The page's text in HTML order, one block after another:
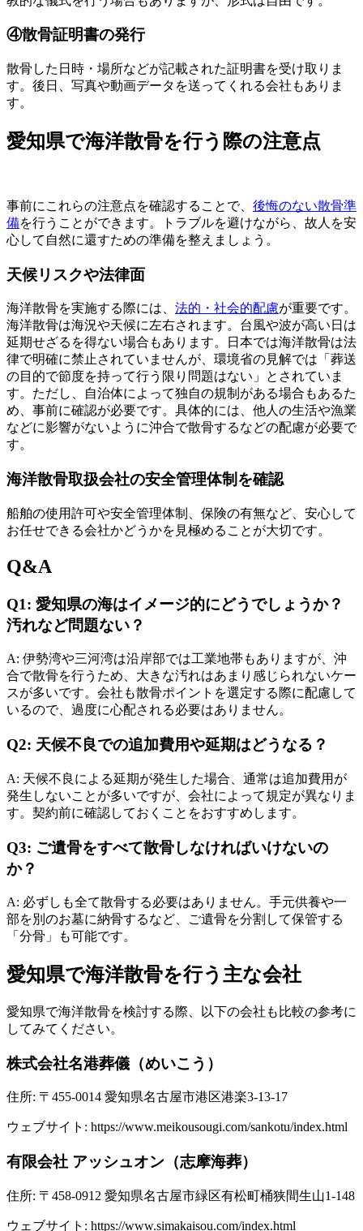
④散骨証明書の発行
散骨した日時・場所などが記載された証明書を受け取りま
す。後日、写真や動画データを送ってくれる会社もありま
す。
愛知県で海洋散骨を行う際の注意点
事前にこれらの注意点を確認することで、 後悔のない散骨準
備を行うことができます。トラブルを避けながら、故人を安
心して自然に還すための準備を整えましょう。
天候リスクや法律面
海洋散骨を実施する際には、 法的・社会的配慮が重要です。
海洋散骨は海況や天候に左右されます。台風や波が高い日は
延期せざるを得ない場合もあります。日本では海洋散骨は法
律で明確に禁止されていませんが、環境省の見解では「葬送
の目的で節度を持って行う限り問題はない」とされていま
す。ただし、自治体によって独自の規制がある場合もあるた
め、事前に確認が必要です。具体的には、他人の生活や漁業
などに影響がないように沖合で散骨するなどの配慮が必要で
す。
海洋散骨取扱会社の安全管理体制を確認
船舶の使用許可や安全管理体制、保険の有無など、安心して
お任せできる会社かどうかを見極めることが大切です。
Q&A
Q1: 愛知県の海はイメージ的にどうでしょうか？
汚れなど問題ない？
A: 伊勢湾や三河湾は沿岸部では工業地帯もありますが、沖
合で散骨を行うため、大きな汚れはあまり感じられないケー
スが多いです。会社も散骨ポイントを選定する際に配慮して
いるので、過度に心配される必要はありません。
Q2: 天候不良での追加費用や延期はどうなる？
A: 天候不良による延期が発生した場合、通常は追加費用が
発生しないことが多いですが、会社によって規定が異なりま
す。契約前に確認しておくことをおすすめします。
Q3: ご遺骨をすべて散骨しなければいけないの
か？
A: 必ずしも全て散骨する必要はありません。手元供養や一
部を別のお墓に納骨するなど、ご遺骨を分割して保管する
「分骨」も可能です。
愛知県で海洋散骨を行う主な会社
愛知県で海洋散骨を検討する際、以下の会社も比較の参考に
してみてください。
株式会社名港葬儀（めいこう）
住所: 〒455-0014 愛知県名古屋市港区港楽3-13-17
ウェブサイト: https://www.meikousougi.com/sankotu/index.html
有限会社 アッシュオン（志摩海葬）
住所: 〒458-0912 愛知県名古屋市緑区有松町桶狭間生山1-148
ウェブサイト: https://www.simakaisou.com/index.html